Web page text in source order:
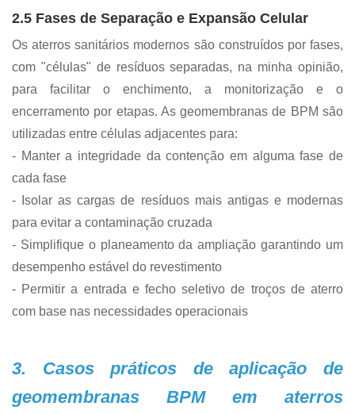
2.5 Fases de Separação e Expansão Celular
Os aterros sanitários modernos são construídos por fases,
com "células" de resíduos separadas, na minha opinião,
para facilitar o enchimento, a monitorização e o
encerramento por etapas. As geomembranas de BPM são
utilizadas entre células adjacentes para:
- Manter a integridade da contenção em alguma fase de
cada fase
- Isolar as cargas de resíduos mais antigas e modernas
para evitar a contaminação cruzada
- Simplifique o planeamento da ampliação garantindo um
desempenho estável do revestimento
- Permitir a entrada e fecho seletivo de troços de aterro
com base nas necessidades operacionais
3. Casos práticos de aplicação de
geomembranas BPM em aterros